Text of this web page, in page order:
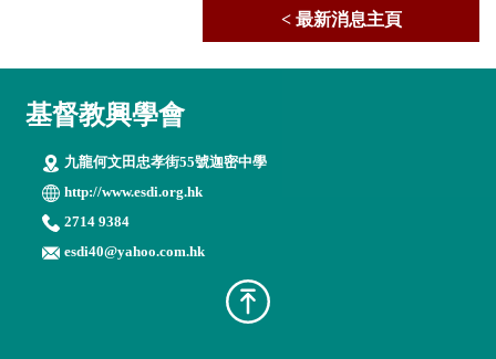
< 最新消息主頁
基督教興學會
九龍何文田忠孝街55號迦密中學
http://www.esdi.org.hk
2714 9384
esdi40@yahoo.com.hk